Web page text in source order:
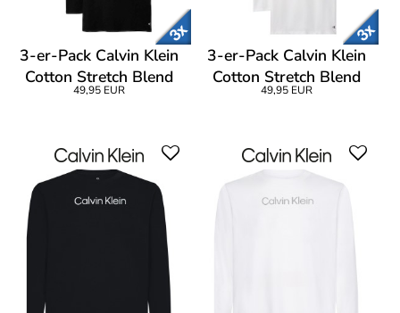
3-er-Pack Calvin Klein
Cotton Stretch Blend
Slim T-Shirt
49,95 EUR
3-er-Pack Calvin Klein
Cotton Stretch Blend
Slim T-Shirt
49,95 EUR